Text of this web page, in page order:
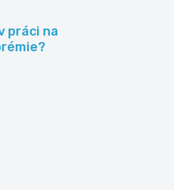
práci na